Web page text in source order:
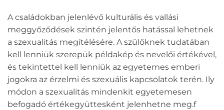
A családokban jelenlévő kulturális és vallási
meggyőződések szintén jelentős hatással lehetnek
a szexualitás megítélésére. A szülőknek tudatában
kell lenniük szerepük példakép és nevelői értékével,
és tekintettel kell lenniük az egyetemes emberi
jogokra az érzelmi és szexuális kapcsolatok terén. Ily
módon a szexualitás mindenkit egyetemesen
befogadó értékegyüttesként jelenhetne meg.f